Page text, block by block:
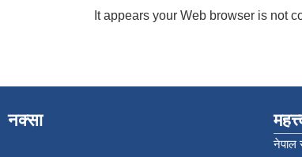
It appears your Web browser is not
नक्सा
नेपाल